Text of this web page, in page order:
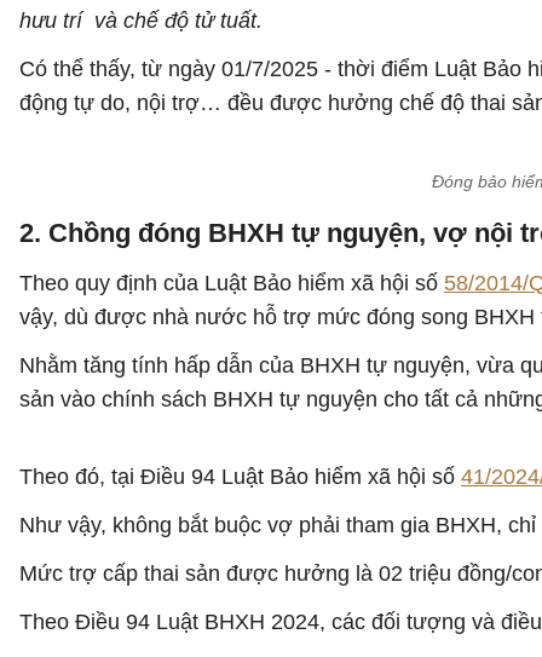
hưu trí và chế độ tử tuất.
Có thể thấy, từ ngày 01/7/2025 - thời điểm Luật Bảo
động tự do, nội trợ… đều được hưởng chế độ thai
Đóng bảo
2. Chồng đóng BHXH tự nguyện, vợ nội
Theo quy định của Luật Bảo hiểm xã hội số 58/2014/
vậy, dù được nhà nước hỗ trợ mức đóng song
Nhằm tăng tính hấp dẫn của BHXH tự nguyện, vừa
sản vào chính sách BHXH tự nguyện cho tất cả
Theo đó, tại Điều 94 Luật Bảo hiểm xã hội số 41/
Như vậy, không bắt buộc vợ phải tham gia BHXH,
Mức trợ cấp thai sản được hưởng là 02 triệu đồng/
Theo Điều 94 Luật BHXH 2024, các đối tượng và